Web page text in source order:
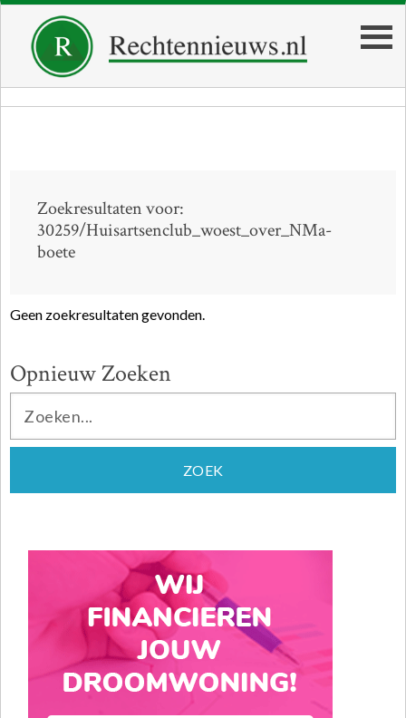
Zoekresultaten voor:
30259/Huisartsenclub_woest_over_NMa-
boete
Geen zoekresultaten gevonden.
Opnieuw Zoeken